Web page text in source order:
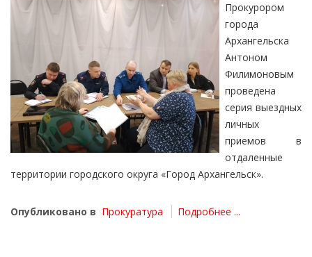
Прокурором
города
Архангельска
Антоном
Филимоновым
проведена
серия выездных
личных
приемов в
отдаленные
территории городского округа «Город Архангельск».
Опубликовано в Прокуратура Подробнее ...